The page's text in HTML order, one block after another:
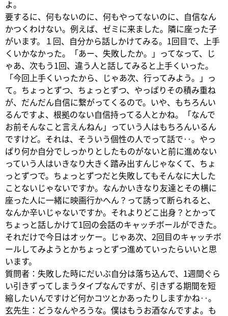
よ。
要するに、何もないのに、何もやってないのに、自信なん
かつくわけない。例えば、ゼミに来ました。隣に座った子
がいます。１回、自分から話しかけてみる。1回目で、上手
くいかなかった。「あー、失敗したか。」ってなって、じ
ゃあ、次もう1回、違う人と話してみると上手くいった。
「今回上手くいったから、じゃあ次、行ってみよう。」っ
て。ちょっとずつ、ちょっとずつ、やっぱりその積み重ね
が、だんだん自信に繋がってくるので。いや、もちろんい
るんですよ、根拠のない自信持ってる人とかね。「なんで
お前そんなこと言えんねん」っていう人はもちろんいるん
ですけど。それは、そういう個性の人でって話で‥。やっ
ぱり何か自分でしっかりとしたものがないと前に進めない
っていう人はいきなり大きく踏み出すんじゃなくて、ちょ
っとずつで。ちょっとずつだと失敗してもそんなに大した
ことないじゃないですか。なんかいきなり友達とその横に
座った人に一緒に映画行かへん？って誘って断られると、
なんか辛いじゃないですか。それよりどこ出身？とかって
ちょっと話しかけて1回の会話のキャッチボールができた。
それだけで今日はオッケー。じゃあ次、2回目のキャッチボ
ールしてみようとかちょっとずつ進めていったらいいと思
います。
質問者：失敗した時にだいぶ自分は落ち込んで、1週間ぐら
い引きずってしまうタイプなんですが、引きずる期間を短
縮したいんですけど何かコツとかあったりしますかね‥。
玄先生：どうなんやろうな。僕はもうお酒なんですよ。も